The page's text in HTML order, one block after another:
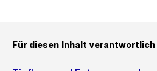
Für diesen Inhalt verantwortlich